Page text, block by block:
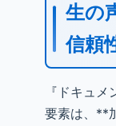
生の
信頼
『ドキュ
要素は、**